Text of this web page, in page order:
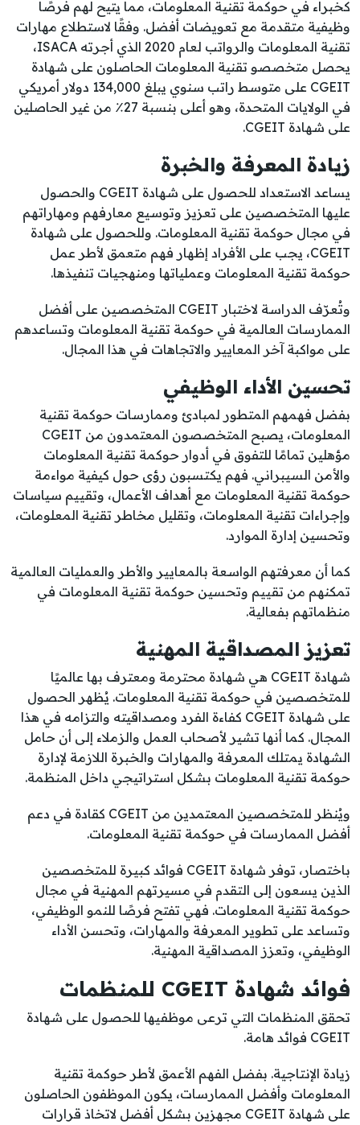
كخبراء في حوكمة تقنية المعلومات، مما يتيح لهم فرصًا
وظيفية متقدمة مع تعويضات أفضل. وفقًا لاستطلاع مهارات
تقنية المعلومات والرواتب لعام 2020 الذي أجرته ISACA،
يحصل متخصصو تقنية المعلومات الحاصلون على شهادة
CGEIT على متوسط راتب سنوي يبلغ 134,000 دولار أمريكي
في الولايات المتحدة، وهو أعلى بنسبة 27٪ من غير الحاصلين
على شهادة CGEIT.
زيادة المعرفة والخبرة
يساعد الاستعداد للحصول على شهادة CGEIT والحصول
عليها المتخصصين على تعزيز وتوسيع معارفهم ومهاراتهم
في مجال حوكمة تقنية المعلومات. وللحصول على شهادة
CGEIT، يجب على الأفراد إظهار فهم متعمق لأطر عمل
حوكمة تقنية المعلومات وعملياتها ومنهجيات تنفيذها.
وتُعرّف الدراسة لاختبار CGEIT المتخصصين على أفضل
الممارسات العالمية في حوكمة تقنية المعلومات وتساعدهم
على مواكبة آخر المعايير والاتجاهات في هذا المجال.
تحسين الأداء الوظيفي
بفضل فهمهم المتطور لمبادئ وممارسات حوكمة تقنية
المعلومات، يصبح المتخصصون المعتمدون من CGEIT
مؤهلين تمامًا للتفوق في أدوار حوكمة تقنية المعلومات
والأمن السيبراني. فهم يكتسبون رؤى حول كيفية مواءمة
حوكمة تقنية المعلومات مع أهداف الأعمال، وتقييم سياسات
وإجراءات تقنية المعلومات، وتقليل مخاطر تقنية المعلومات،
وتحسين إدارة الموارد.
كما أن معرفتهم الواسعة بالمعايير والأطر والعمليات العالمية
تمكنهم من تقييم وتحسين حوكمة تقنية المعلومات في
منظماتهم بفعالية.
تعزيز المصداقية المهنية
شهادة CGEIT هي شهادة محترمة ومعترف بها عالميًا
للمتخصصين في حوكمة تقنية المعلومات. يُظهر الحصول
على شهادة CGEIT كفاءة الفرد ومصداقيته والتزامه في هذا
المجال. كما أنها تشير لأصحاب العمل والزملاء إلى أن حامل
الشهادة يمتلك المعرفة والمهارات والخبرة اللازمة لإدارة
حوكمة تقنية المعلومات بشكل استراتيجي داخل المنظمة.
ويُنظر للمتخصصين المعتمدين من CGEIT كقادة في دعم
أفضل الممارسات في حوكمة تقنية المعلومات.
باختصار، توفر شهادة CGEIT فوائد كبيرة للمتخصصين
الذين يسعون إلى التقدم في مسيرتهم المهنية في مجال
حوكمة تقنية المعلومات. فهي تفتح فرصًا للنمو الوظيفي،
وتساعد على تطوير المعرفة والمهارات، وتحسن الأداء
الوظيفي، وتعزز المصداقية المهنية.
فوائد شهادة CGEIT للمنظمات
تحقق المنظمات التي ترعى موظفيها للحصول على شهادة
CGEIT فوائد هامة.
زيادة الإنتاجية. بفضل الفهم الأعمق لأطر حوكمة تقنية
المعلومات وأفضل الممارسات، يكون الموظفون الحاصلون
على شهادة CGEIT مجهزين بشكل أفضل لاتخاذ قرارات